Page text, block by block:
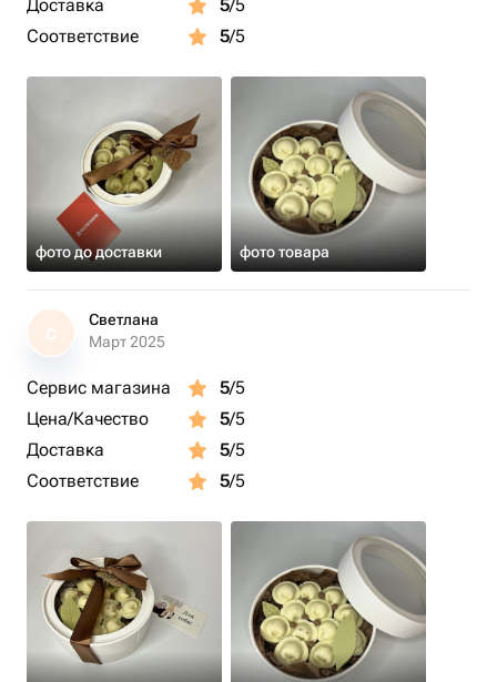
Доставка 5/5
Соответствие
5/5
фото до доставки фото товара
С
Светлана
Март 2025
Сервис магазина 5/5
Цена/Качество
5/5
Доставка
5/5
Соответствие
5/5